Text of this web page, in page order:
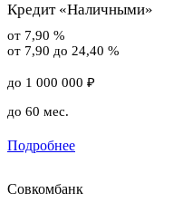
Кредит «Наличными»
от 7,90 %
от 7,90 до 24,40 %
до 1 000 000 ₽
до 60 мес.
Подробнее
Совкомбанк